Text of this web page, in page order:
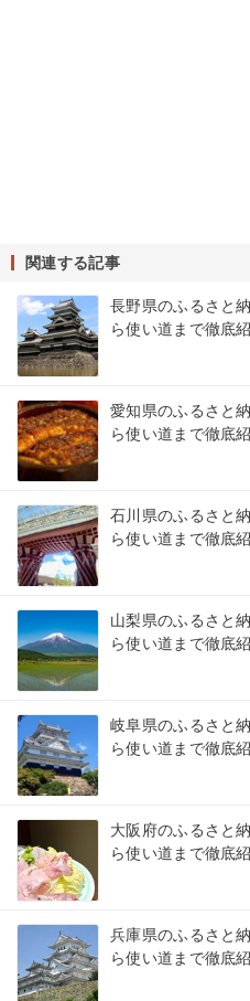
関連する記事
長野県のふるさと
ら使い道まで徹底紹
愛知県のふるさと
ら使い道まで徹底紹
石川県のふるさと
ら使い道まで徹底紹
山梨県のふるさと
ら使い道まで徹底紹
岐阜県のふるさと
ら使い道まで徹底紹
大阪府のふるさと
ら使い道まで徹底紹
兵庫県のふるさと
ら使い道まで徹底紹